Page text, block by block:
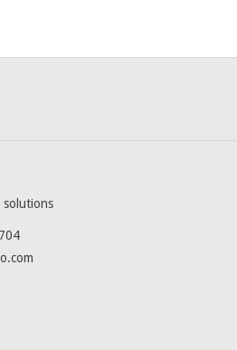
solutions